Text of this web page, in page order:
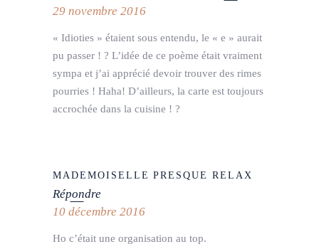
29 novembre 2016
« Idioties » étaient sous entendu, le « e » aurait
pu passer ! ? L’idée de ce poème était vraiment
sympa et j’ai apprécié devoir trouver des rimes
pourries ! Haha! D’ailleurs, la carte est toujours
accrochée dans la cuisine ! ?
MADEMOISELLE PRESQUE RELAX
Répondre
10 décembre 2016
Ho c’était une organisation au top.